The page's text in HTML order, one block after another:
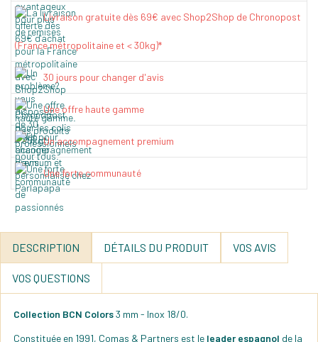
Livraison gratuite dès 69€ avec Shop2Shop de Chronopost
(France métropolitaine et < 30kg)*
30 jours pour changer d'avis
Une offre haute gamme
Un accompagnement premium
Une forte communauté
DESCRIPTION DÉTAILS DU PRODUIT VOS AVIS
VOS QUESTIONS
Collection BCN Colors3 mm - Inox 18/0.
Constituée en 1991, Comas & Partners est le leader espagnol de la